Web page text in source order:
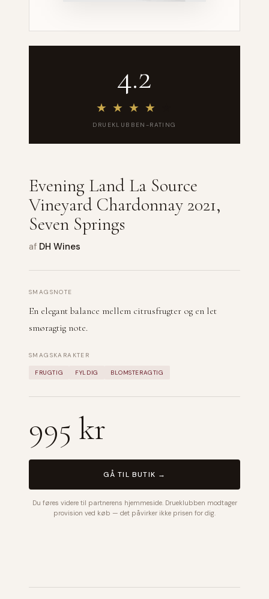
4.2
★ ★ ★ ★
DRUEKLUBBEN-RATING
Evening Land La Source
Vineyard Chardonnay 2021,
Seven Springs
af DH Wines
SMAGSNOTE
En elegant balance mellem citrusfrugter og en let
smøragtig note.
SMAGSKARAKTER
FRUGTIG FYLDIG BLOMSTERAGTIG
995 kr
GÅ TIL BUTIK →
Du føres videre til partnerens hjemmeside. Drueklubben modtager
provision ved køb — det påvirker ikke prisen for dig.